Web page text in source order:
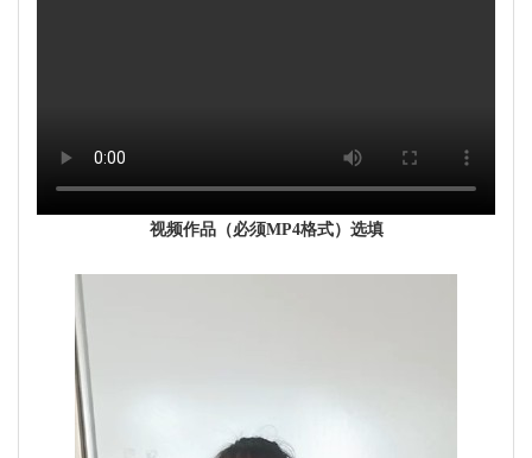
视频作品（必须MP4格式）选填